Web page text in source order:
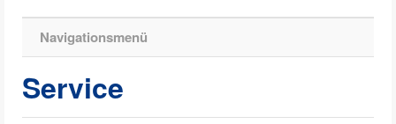
Navigationsmenü
Service